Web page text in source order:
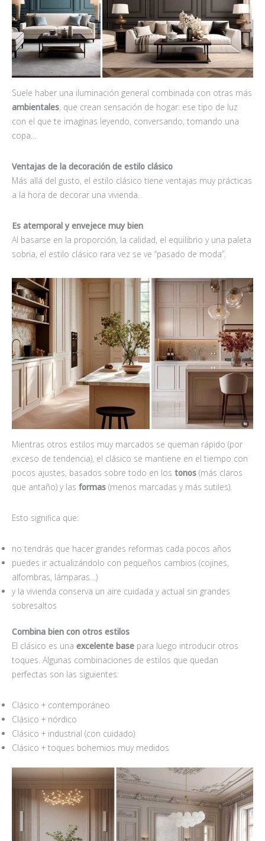
Suele haber una iluminación general combinada con otras más
ambientales, que crean sensación de hogar: ese tipo de luz
con el que te imaginas leyendo, conversando, tomando una
copa…
Ventajas de la decoración de estilo clásico
Más allá del gusto, el estilo clásico tiene ventajas muy prácticas
a la hora de decorar una vivienda.
Es atemporal y envejece muy bien
Al basarse en la proporción, la calidad, el equilibrio y una paleta
sobria, el estilo clásico rara vez se ve “pasado de moda”.
Mientras otros estilos muy marcados se queman rápido (por
exceso de tendencia), el clásico se mantiene en el tiempo con
pocos ajustes, basados sobre todo en los tonos (más claros
que antaño) y las formas (menos marcadas y más sutiles).
Esto significa que:
no tendrás que hacer grandes reformas cada pocos años
puedes ir actualizándolo con pequeños cambios (cojines,
alfombras, lámparas…)
y la vivienda conserva un aire cuidada y actual sin grandes
sobresaltos
Combina bien con otros estilos
El clásico es una excelente base para luego introducir otros
toques. Algunas combinaciones de estilos que quedan
perfectas son las siguientes:
Clásico + contemporáneo
Clásico + nórdico
Clásico + industrial (con cuidado)
Clásico + toques bohemios muy medidos